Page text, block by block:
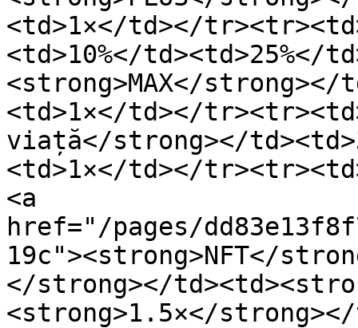
<td>1×</td></
<td>10%</
<strong>MAX</strong></
<td>1×</td></
viață</strong></
<td>1×</td></
<a
href="/pages/
19c"><strong>NFT</
</strong></
<strong>1.5×</